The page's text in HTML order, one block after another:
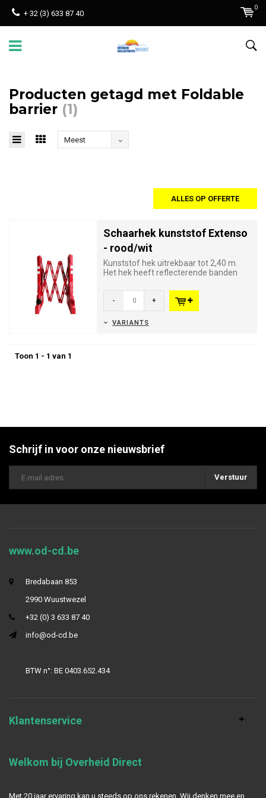
+ 32 (3) 633 87 40
0
Producten getagd met Foldable
barrier (1)
Meest
ALLES OP OFFERTE
Schaarhek kunststof Extenso
- rood/wit
Kunststof hek uitrekbaar tot 2,40 m.
Het hek heeft reflecterende banden
- +
VARIANTS
Toon 1 - 1 van 1
Schrijf in voor onze nieuwsbrief
Verstuur
www.od-cd.be
Bredabaan 853
2990 Wuustwezel
+32 (0) 3 633 87 40
info@od-cd.be
BTW n°: BE 0403.652.434
Klantenservice
Welkom bij Overheid Direct
Met 20 jaar ervaring kan u steeds op ons rekenen. Wij denken mee en